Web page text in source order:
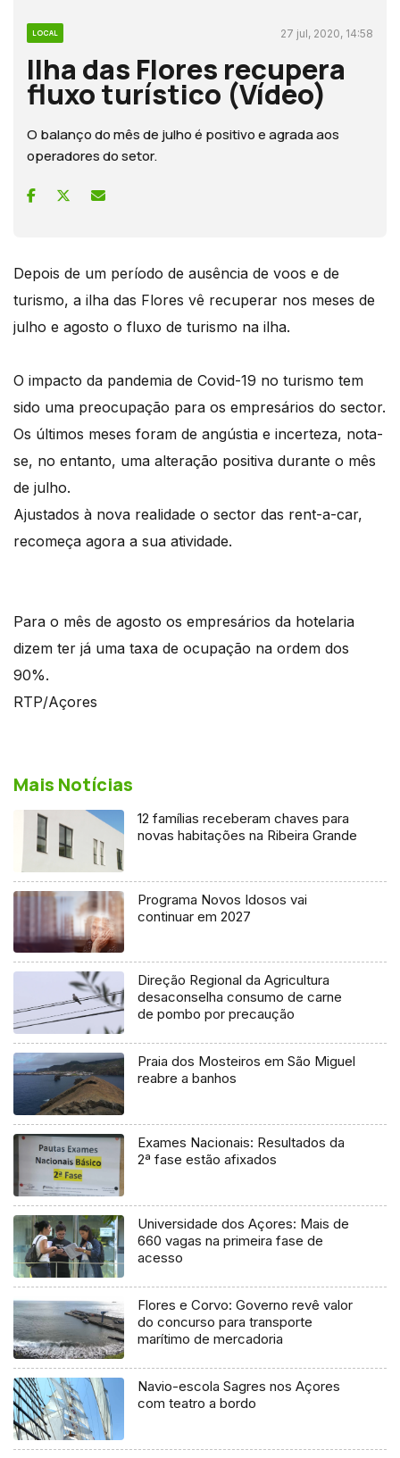
LOCAL 27 jul, 2020, 14:58
Ilha das Flores recupera
fluxo turístico (Vídeo)
O balanço do mês de julho é positivo e agrada aos
operadores do setor.
Depois de um período de ausência de voos e de
turismo, a ilha das Flores vê recuperar nos meses de
julho e agosto o fluxo de turismo na ilha.
O impacto da pandemia de Covid-19 no turismo tem
sido uma preocupação para os empresários do sector.
Os últimos meses foram de angústia e incerteza, nota-
se, no entanto, uma alteração positiva durante o mês
de julho.
Ajustados à nova realidade o sector das rent-a-car,
recomeça agora a sua atividade.
Para o mês de agosto os empresários da hotelaria
dizem ter já uma taxa de ocupação na ordem dos
90%.
RTP/Açores
Mais Notícias
12 famílias receberam chaves para
novas habitações na Ribeira Grande
Programa Novos Idosos vai
continuar em 2027
Direção Regional da Agricultura
desaconselha consumo de carne
de pombo por precaução
Praia dos Mosteiros em São Miguel
reabre a banhos
Exames Nacionais: Resultados da
2ª fase estão afixados
Universidade dos Açores: Mais de
660 vagas na primeira fase de
acesso
Flores e Corvo: Governo revê valor
do concurso para transporte
marítimo de mercadoria
Navio-escola Sagres nos Açores
com teatro a bordo